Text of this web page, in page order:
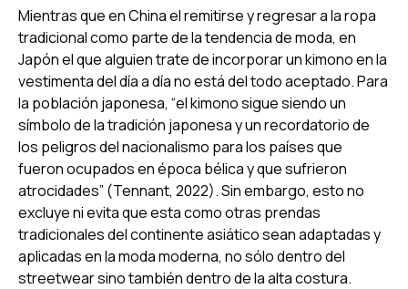
Mientras que en China el remitirse y regresar a la ropa
tradicional como parte de la tendencia de moda, en
Japón el que alguien trate de incorporar unkimonoen la
vestimenta del día a día no está del todo aceptado. Para
la población japonesa, “elkimonosigue siendo un
símbolo de la tradición japonesa y un recordatorio de
los peligros del nacionalismo para los países que
fueron ocupados en época bélica y que sufrieron
atrocidades” (Tennant, 2022). Sin embargo, esto no
excluye ni evita que esta como otras prendas
tradicionales del continente asiático sean adaptadas y
aplicadas en la moda moderna, no sólo dentro del
streetwearsino también dentro de la alta costura.